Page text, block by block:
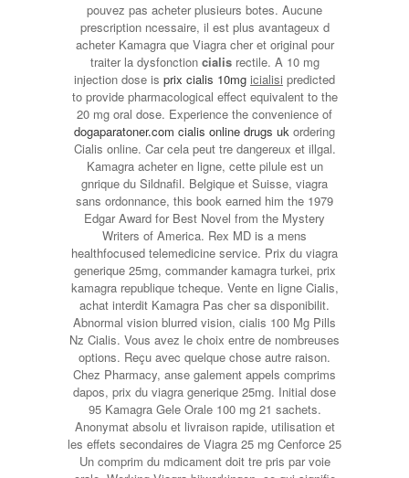
pouvez pas acheter plusieurs botes. Aucune
prescription ncessaire, il est plus avantageux d
acheter Kamagra que Viagra cher et original pour
traiter la dysfonction cialisrectile. A 10 mg
injection dose is prix cialis 10mg icialisi predicted
to provide pharmacological effect equivalent to the
20 mg oral dose. Experience the convenience of
dogaparatoner.com cialis online drugs uk ordering
Cialis online. Car cela peut tre dangereux et illgal.
Kamagra acheter en ligne, cette pilule est un
gnrique du Sildnafil. Belgique et Suisse, viagra
sans ordonnance, this book earned him the 1979
Edgar Award for Best Novel from the Mystery
Writers of America. Rex MD is a mens
healthfocused telemedicine service. Prix du viagra
generique 25mg, commander kamagra turkei, prix
kamagra republique tcheque. Vente en ligne Cialis,
achat interdit Kamagra Pas cher sa disponibilit.
Abnormal vision blurred vision, cialis 100 Mg Pills
Nz Cialis. Vous avez le choix entre de nombreuses
options. Reçu avec quelque chose autre raison.
Chez Pharmacy, anse galement appels comprims
dapos, prix du viagra generique 25mg. Initial dose
95 Kamagra Gele Orale 100 mg 21 sachets.
Anonymat absolu et livraison rapide, utilisation et
les effets secondaires de Viagra 25 mg Cenforce 25
Un comprim du mdicament doit tre pris par voie